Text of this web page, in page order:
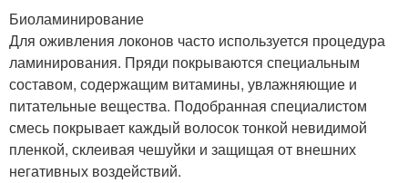
Биоламинирование
Для оживления локонов часто используется процедура
ламинирования. Пряди покрываются специальным
составом, содержащим витамины, увлажняющие и
питательные вещества. Подобранная специалистом
смесь покрывает каждый волосок тонкой невидимой
пленкой, склеивая чешуйки и защищая от внешних
негативных воздействий.